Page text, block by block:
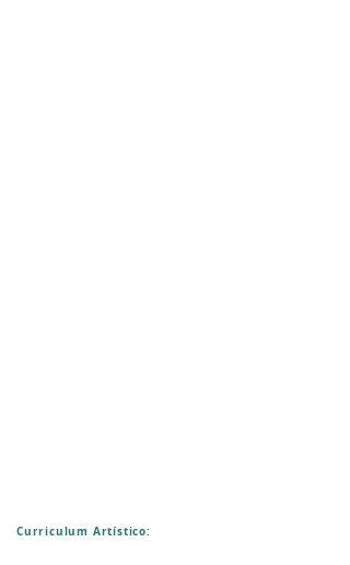
Curriculum Artístico: